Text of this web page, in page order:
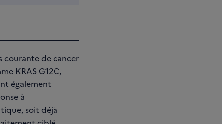
courante de cancer
KRAS G12C,
également
à
soit déjà